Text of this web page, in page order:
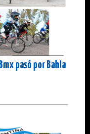
pasó por Bahia